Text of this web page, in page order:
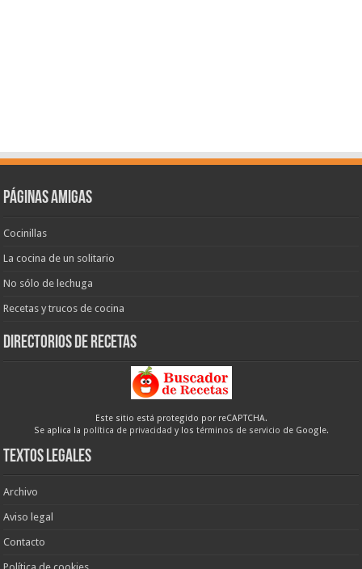
Páginas amigas
Cocinillas
La cocina de un solitario
No sólo de lechuga
Recetas y trucos de cocina
Directorios de recetas
Este sitio está protegido por reCAPTCHA.
Se aplica la política de privacidad y los términos de servicio de Google.
Textos legales
Archivo
Aviso legal
Contacto